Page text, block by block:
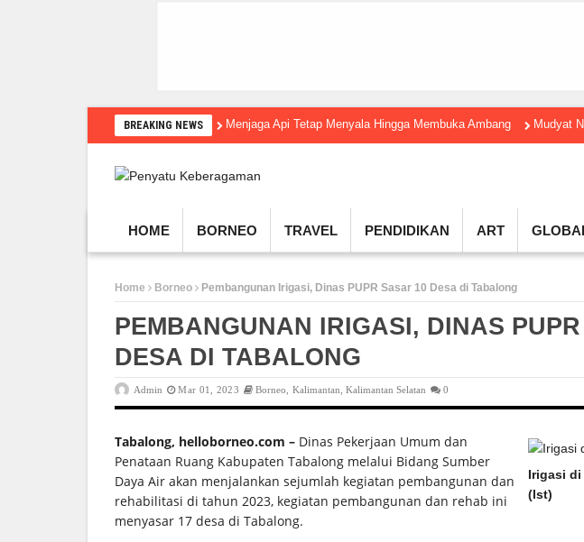
BREAKING NEWS Menjaga Api Tetap Menyala Hingga Membuka Ambang Mudyat
HOME BORNEO TRAVEL PENDIDIKAN ART
Home Borneo Pembangunan Irigasi, Dinas PUPR Sasar 10 Desa di Tabalong
PEMBANGUNAN IRIGASI, DINAS
DESA DI TABALONG
Admin Mar 01, 2023 Borneo Kalimantan ,Kalimantan Selatan 0
Irigasi di
(Ist)
Tabalong, helloborneo.com – Dinas Pekerjaan Umum dan
Penataan Ruang Kabupaten Tabalong melalui Bidang Sumber
Daya Air akan menjalankan sejumlah kegiatan pembangunan dan
rehabilitasi di tahun 2023, kegiatan pembangunan dan rehab ini
menyasar 17 desa di Tabalong.